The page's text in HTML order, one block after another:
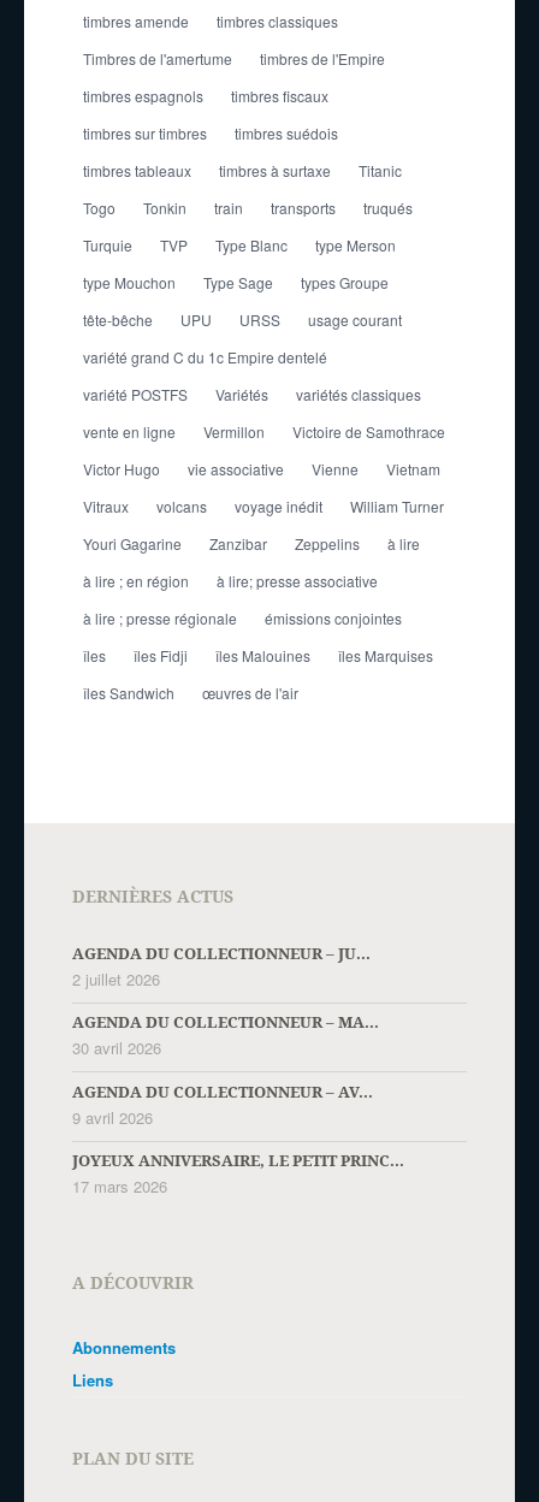
timbres amende
timbres classiques
Timbres de l'amertume
timbres de l'Empire
timbres espagnols
timbres fiscaux
timbres sur timbres
timbres suédois
timbres tableaux
timbres à surtaxe
Titanic
Togo
Tonkin train transports
truqués
Turquie
TVP Type Blanc
type Merson
type Mouchon
Type Sage
types Groupe
tête-bêche
UPU URSS
usage courant
variété grand C du 1c Empire dentelé
variété POSTFS
Variétés
variétés classiques
vente en ligne
Vermillon
Victoire de Samothrace
Victor Hugo
vie associative Vienne
Vietnam
Vitraux
volcans voyage inédit
William Turner
Youri Gagarine
Zanzibar Zeppelins
à lire
à lire ; en région
à lire; presse associative
à lire ; presse régionale
émissions conjointes
îles
îles Fidji îles Malouines
îles Marquises
îles Sandwich
œuvres de l'air
DERNIÈRES ACTUS
AGENDA DU COLLECTIONNEUR – JU...
2 juillet 2026
AGENDA DU COLLECTIONNEUR – MA...
30 avril 2026
AGENDA DU COLLECTIONNEUR – AV...
9 avril 2026
JOYEUX ANNIVERSAIRE, LE PETIT PRINC...
17 mars 2026
A DÉCOUVRIR
Abonnements
Liens
PLAN DU SITE